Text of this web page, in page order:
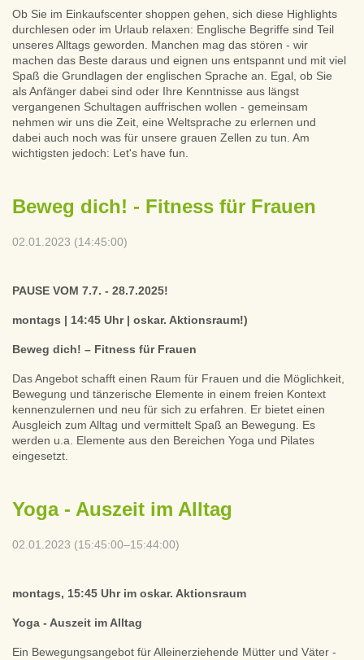
Ob Sie im Einkaufscenter shoppen gehen, sich diese Highlights
durchlesen oder im Urlaub relaxen: Englische Begriffe sind Teil
unseres Alltags geworden. Manchen mag das stören - wir
machen das Beste daraus und eignen uns entspannt und mit viel
Spaß die Grundlagen der englischen Sprache an. Egal, ob Sie
als Anfänger dabei sind oder Ihre Kenntnisse aus längst
vergangenen Schultagen auffrischen wollen - gemeinsam
nehmen wir uns die Zeit, eine Weltsprache zu erlernen und
dabei auch noch was für unsere grauen Zellen zu tun. Am
wichtigsten jedoch: Let's have fun.
Beweg dich! - Fitness für Frauen
02.01.2023 (14:45:00)
PAUSE VOM 7.7. - 28.7.2025!
montags | 14:45 Uhr | oskar. Aktionsraum!)
Beweg dich! – Fitness für Frauen
Das Angebot schafft einen Raum für Frauen und die Möglichkeit,
Bewegung und tänzerische Elemente in einem freien Kontext
kennenzulernen und neu für sich zu erfahren. Er bietet einen
Ausgleich zum Alltag und vermittelt Spaß an Bewegung. Es
werden u.a. Elemente aus den Bereichen Yoga und Pilates
eingesetzt.
Yoga - Auszeit im Alltag
02.01.2023 (15:45:00–15:44:00)
montags, 15:45 Uhr im oskar. Aktionsraum
Yoga - Auszeit im Alltag
Ein Bewegungsangebot für Alleinerziehende Mütter und Väter -